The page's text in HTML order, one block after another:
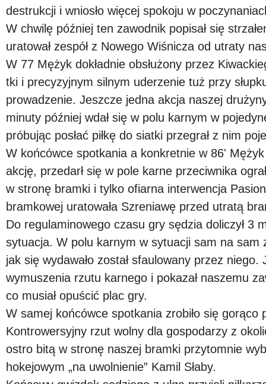
destrukcji i wniosło więcej spokoju w
W chwilę później ten zawodnik popisał się
uratował zespół z Nowego Wiśnicza od utraty
W 77 Mężyk dokładnie obsłużony przez
tki i precyzyjnym silnym uderzenie tuż przy
prowadzenie. Jeszcze jedna akcja naszej
minuty później wdał się w polu karnym w
próbując posłać piłkę do siatki przegrał z nim
W końcówce spotkania a konkretnie w 86'
akcję, przedarł się w pole karne przeciwnika
w stronę bramki i tylko ofiarna interwencja
bramkowej uratowała Szreniawę przed utratą
Do regulaminowego czasu gry sędzia doliczył 3
sytuacja. W polu karnym w sytuacji sam na sam
jak się wydawało został sfaulowany przez
wymuszenia rzutu karnego i pokazał naszemu
co musiał opuścić plac gry.
W samej końcówce spotkania zrobiło się gorąco
Kontrowersyjny rzut wolny dla gospodarzy z
ostro bitą w stronę naszej bramki przytomnie
hokejowym „na uwolnienie” Kamil Słaby.